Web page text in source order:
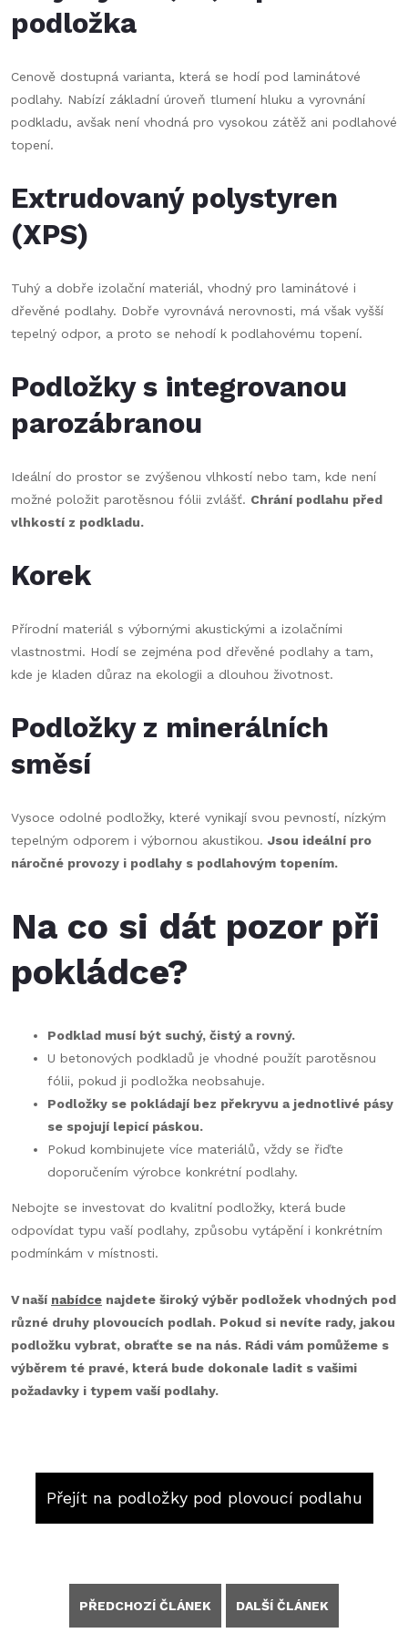
podložka
Cenově dostupná varianta, která se hodí pod laminátové
podlahy. Nabízí základní úroveň tlumení hluku a vyrovnání
podkladu, avšak není vhodná pro vysokou zátěž ani podlahové
topení.
Extrudovaný polystyren
(XPS)
Tuhý a dobře izolační materiál, vhodný pro laminátové i
dřevěné podlahy. Dobře vyrovnává nerovnosti, má však vyšší
tepelný odpor, a proto se nehodí k podlahovému topení.
Podložky s integrovanou
parozábranou
Ideální do prostor se zvýšenou vlhkostí nebo tam, kde není
možné položit parotěsnou fólii zvlášť. Chrání podlahu před
vlhkostí z podkladu.
Korek
Přírodní materiál s výbornými akustickými a izolačními
vlastnostmi. Hodí se zejména pod dřevěné podlahy a tam,
kde je kladen důraz na ekologii a dlouhou životnost.
Podložky z minerálních
směsí
Vysoce odolné podložky, které vynikají svou pevností, nízkým
tepelným odporem i výbornou akustikou. Jsou ideální pro
náročné provozy i podlahy s podlahovým topením.
Na co si dát pozor při
pokládce?
Podklad musí být suchý, čistý a rovný.
U betonových podkladů je vhodné použít parotěsnou
fólii, pokud ji podložka neobsahuje.
Podložky se pokládají bez překryvu a jednotlivé pásy
se spojují lepicí páskou.
Pokud kombinujete více materiálů, vždy se řiďte
doporučením výrobce konkrétní podlahy.
Nebojte se investovat do kvalitní podložky, která bude
odpovídat typu vaší podlahy, způsobu vytápění i konkrétním
podmínkám v místnosti.
V naší nabídce najdete široký výběr podložek vhodných pod
různé druhy plovoucích podlah. Pokud si nevíte rady, jakou
podložku vybrat, obraťte se na nás. Rádi vám pomůžeme s
výběrem té pravé, která bude dokonale ladit s vašimi
požadavky i typem vaší podlahy.
Přejít na podložky pod plovoucí podlahu
PŘEDCHOZÍ ČLÁNEK DALŠÍ ČLÁNEK